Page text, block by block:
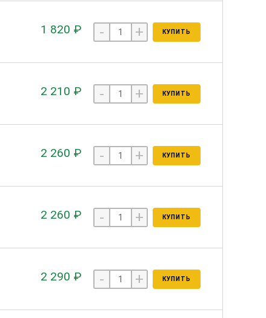
1 820 ₽ - + КУПИТЬ
2 210 ₽ - + КУПИТЬ
2 260 ₽ - + КУПИТЬ
2 260 ₽ - + КУПИТЬ
2 290 ₽ - + КУПИТЬ